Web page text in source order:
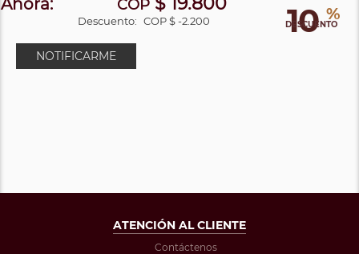
10 %
DESCUENTO
COP
Descuento: COP $ -2.200
NOTIFICARME
ATENCIÓN AL CLIENTE
Contáctenos